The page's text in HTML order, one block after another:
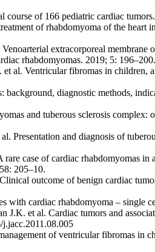
of 166 pediatric cardiac
of rhabdomyoma of the
extracorporeal
rhabdomyomas. 2019; 5:
al. Ventricular fibromas in
diagnostic methods,
and tuberous sclerosis
and diagnosis of
case of cardiac rhabdomyomas
205–10.
outcome of benign cardiac
cardiac rhabdomyoma – single
et al. Cardiac tumors and
of ventricular fibromas in